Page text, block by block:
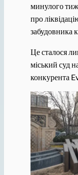
минулого
про
забудовника
Це сталося
міський суд
конкурента